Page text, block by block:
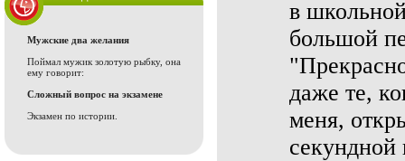
Мужские два желания
Поймал мужик золотую рыбку, она
ему говорит:
Сложный вопрос на экзамене
Экзамен по истории.
в
большой
даже те,
меня,